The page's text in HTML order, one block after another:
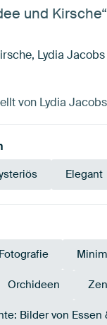
und
Lydia
von Lydia
Elegant
Fotografie
Orchideen Zen
Bilder von Essen